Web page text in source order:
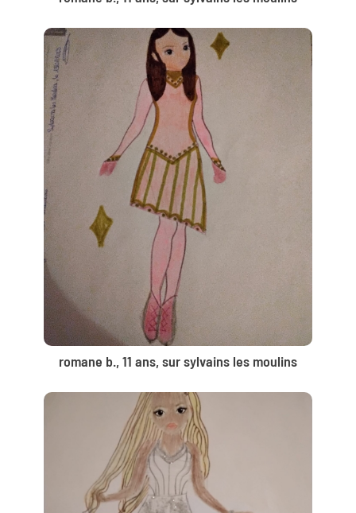
romane b., 11 ans, sur sylvains les moulins